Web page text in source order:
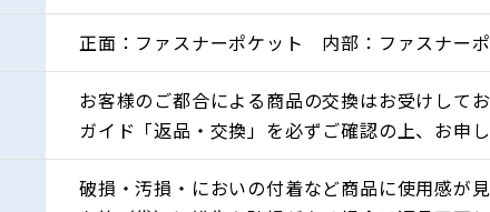
正面：ファスナーポケット 内部：ファスナー
お客様のご都合による商品の交換はお受けして
ガイド「返品・交換」を必ずご確認の上、お申し
破損・汚損・においの付着など商品に使用感が